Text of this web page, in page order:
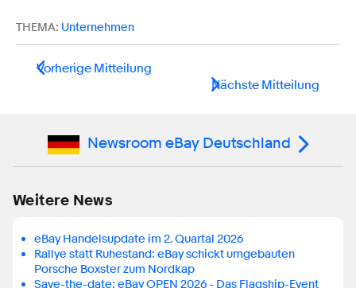
THEMA: Unternehmen
Vorherige Mitteilung
Nächste Mitteilung
Newsroom eBay Deutschland
Weitere News
eBay Handelsupdate im 2. Quartal 2026
Rallye statt Ruhestand: eBay schickt umgebauten
Porsche Boxster zum Nordkap
Save-the-date: eBay OPEN 2026 - Das Flagship-Event